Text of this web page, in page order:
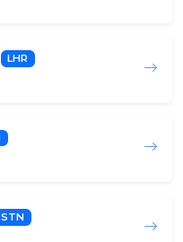
LHR
STN